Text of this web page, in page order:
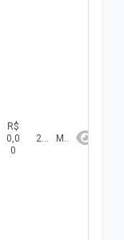
R$
0,0
0
2026 Maio